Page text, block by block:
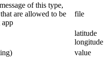
of this type,
are allowed to be
app
file
latitude
longitude
value